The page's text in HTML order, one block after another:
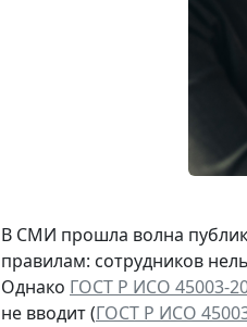
В СМИ прошла волна
правилам: сотрудников
Однако ГОСТ Р ИСО 45003-
не вводит (ГОСТ Р ИСО